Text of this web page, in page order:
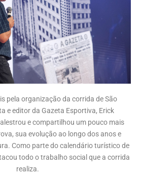
pela organização da corrida de São
e editor da Gazeta Esportiva, Erick
e compartilhou um pouco mais
sua evolução ao longo dos anos e
Como parte do calendário turístico de
todo o trabalho social que a corrida
realiza.